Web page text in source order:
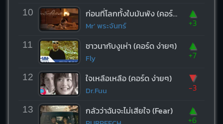
10 ก่อนที่โลกทั้งใบมันพัง (คอร์ด ง่ายๆ)
Mr’ พระจันทร์
▲
+3
11 ชาวนากับงูเห่า (คอร์ด ง่ายๆ)
Fly
▲
+7
12 ใจเหลือเหลือ (คอร์ด ง่ายๆ)
Dr.Fuu
▼
-3
13 กลัวว่าฉันจะไม่เสียใจ (Fear) ▲
+6